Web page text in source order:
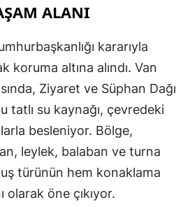
ALANI
kararıyla
koruma altına alındı. Van
Ziyaret ve Süphan Dağı
tatlı su kaynağı, çevredeki
besleniyor. Bölge,
leylek, balaban ve turna
türünün hem konaklama
olarak öne çıkıyor.